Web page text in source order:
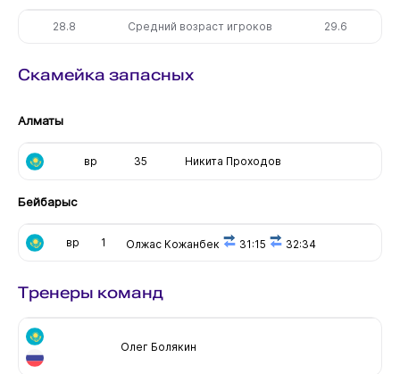
28.8 Средний возраст игроков 29.6
Скамейка запасных
Алматы
вр 35 Никита Проходов
Бейбарыс
вр 1 Олжас Кожанбек 31:15 32:34
Тренеры команд
Олег Болякин